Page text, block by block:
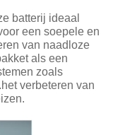
batterij ideaal
een soepele en
van naadloze
als een
zoals
verbeteren van